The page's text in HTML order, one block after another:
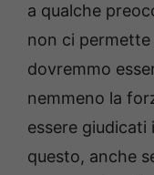
a qualche
non ci
dovremmo
nemmeno la
essere giudicati
questo, anche